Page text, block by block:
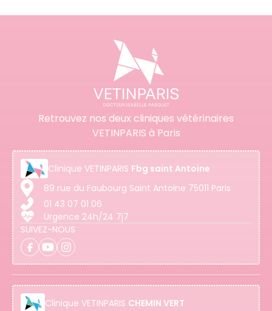
Retrouvez nos deux cliniques vétérinaires
VETINPARIS à Paris
Clinique VETINPARIS Fbg saint Antoine
89 rue du Faubourg Saint Antoine 75011 Paris
01 43 07 01 06
Urgence 24h/24 7j7
SUIVEZ-NOUS
Clinique VETINPARIS CHEMIN VERT